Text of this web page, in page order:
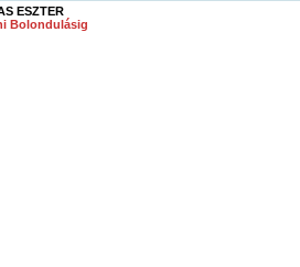
ESZTER
Bolondulásig